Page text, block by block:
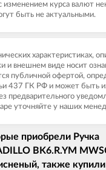
изменением курса валют
быть не актуальными.
характеристиках,
и внешнем виде носит
публичной офертой,
437 ГК РФ и может быть
предварительного
уточняйте у наших
приобрели Ручка
BK6.R.YM
также купили